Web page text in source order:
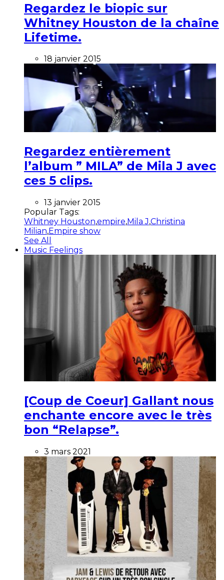
Regardez le biopic sur
Whitney Houston de la chaîne
Lifetime.
18 janvier 2015
Regardez entièrement
l’album ” MILA” de Mila J avec
ces 5 clips.
13 janvier 2015
Popular Tags:
Whitney Houston,empire,Mila J,Christina
Milian,Empire show
See All
Music Feelings
[Coup de Coeur] Gallant nous
enchante encore avec le très
bon “Relapse”.
3 mars 2021